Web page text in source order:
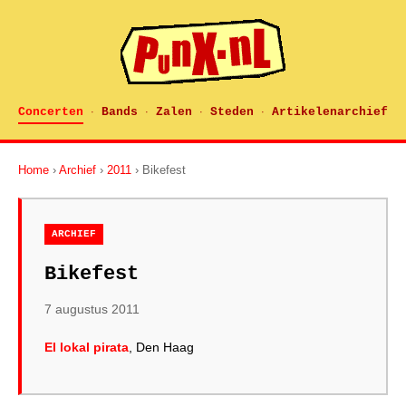
Concerten · Bands · Zalen · Steden · Artikelenarchief
Home › Archief › 2011 › Bikefest
ARCHIEF
Bikefest
7 augustus 2011
El lokal pirata , Den Haag